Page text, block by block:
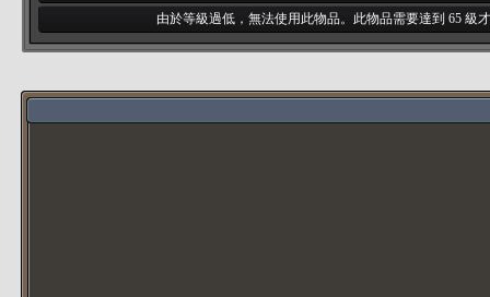
由於等級過低，無法使用此物品。此物品需要達到 65 級